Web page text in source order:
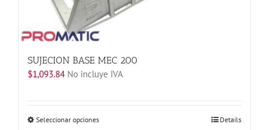
de
producto
SUJECION BASE MEC 200
$1,093.84 No incluye IVA
Seleccionar opcionesEste
Details